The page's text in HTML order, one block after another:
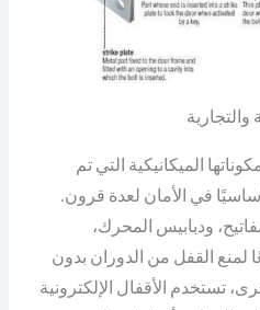
والتجارية
الميكانيكية التي تم
في الأمان لعدة قرون.
ودبابيس المحرك،
لمنع القفل من الدوران بدون
تستخدم الأقفال الإلكترونية